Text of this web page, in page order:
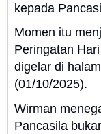
kepada
Momen itu
Peringatan
digelar di
(01/10/2025).
Wirman
Pancasila